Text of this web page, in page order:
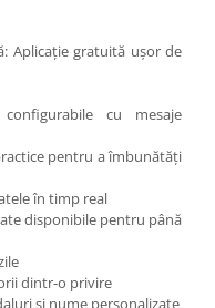
Aplicație gratuită ușor de
cu mesaje
pentru a îmbunătăți
în timp real
disponibile pentru până
dintr-o privire